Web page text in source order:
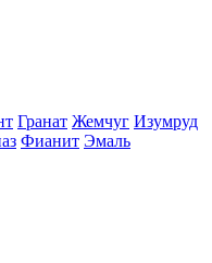
Гранат Жемчуг Изумруд
Фианит Эмаль